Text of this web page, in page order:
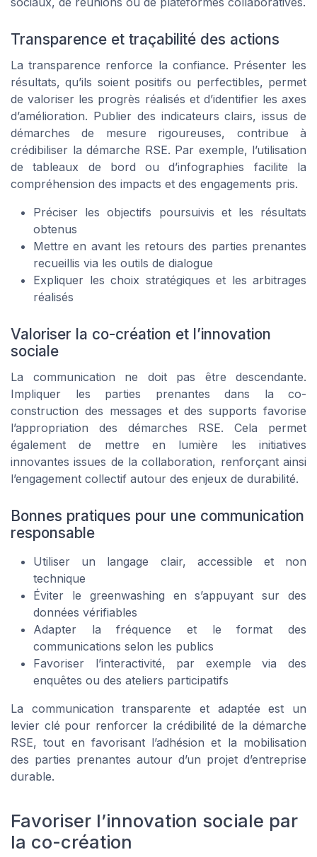
Transparence et traçabilité des actions
La transparence renforce la confiance. Présenter les
résultats, qu’ils soient positifs ou perfectibles, permet
de valoriser les progrès réalisés et d’identifier les axes
d’amélioration. Publier des indicateurs clairs, issus de
démarches de mesure rigoureuses, contribue à
crédibiliser la démarche RSE. Par exemple, l’utilisation
de tableaux de bord ou d’infographies facilite la
compréhension des impacts et des engagements pris.
Préciser les objectifs poursuivis et les résultats
obtenus
Mettre en avant les retours des parties prenantes
recueillis via les outils de dialogue
Expliquer les choix stratégiques et les arbitrages
réalisés
Valoriser la co-création et l’innovation
sociale
La communication ne doit pas être descendante.
Impliquer les parties prenantes dans la co-
construction des messages et des supports favorise
l’appropriation des démarches RSE. Cela permet
également de mettre en lumière les initiatives
innovantes issues de la collaboration, renforçant ainsi
l’engagement collectif autour des enjeux de durabilité.
Bonnes pratiques pour une communication
responsable
Utiliser un langage clair, accessible et non
technique
Éviter le greenwashing en s’appuyant sur des
données vérifiables
Adapter la fréquence et le format des
communications selon les publics
Favoriser l’interactivité, par exemple via des
enquêtes ou des ateliers participatifs
La communication transparente et adaptée est un
levier clé pour renforcer la crédibilité de la démarche
RSE, tout en favorisant l’adhésion et la mobilisation
des parties prenantes autour d’un projet d’entreprise
durable.
Favoriser l’innovation sociale par
la co-création